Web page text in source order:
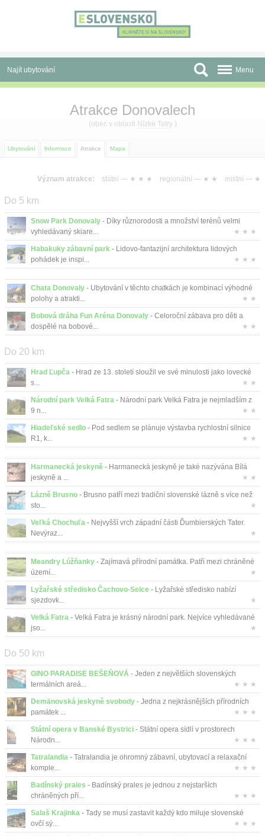
Najít ubytování
Autobusové zájezdy
Před cestou
Atrakce
O nás
Kontakt
Menu
Atrakce Donovalech
(obec v oblasti Nízké Tatry)
Ubytování Informace Atrakce Mapa
Význam atrakce: státní — ★ ★ ★ regionální — ★ ★ místní — ★
Do 5 km
Snow Park Donovaly - Díky různorodosti a množství terénů velmi
vyhledávaný skiare...
★ ★ ★
Habakuky zábavní park - Lidovo-fantazijní architektura lidových
pohádek je inspi...
★ ★ ★
Chata Donovaly - Ubytování v těchto chatkách je kombinací výhodné
polohy a atrakti...
★ ★
Bobová dráha Fun Aréna Donovaly - Celoroční zábava pro děti a
dospělé na bobové...
★ ★
Do 20 km
Hrad Ľupča - Hrad ze 13. století sloužil ve své minulosti jako lovecké
s...
★ ★
Národní park Velká Fatra - Národní park Velká Fatra je nejmladším z
9 n...
★ ★
Hiadeľské sedlo - Pod sedlem se plánuje výstavba rychlostní silnice
R1, k...
★ ★
Harmanecká jeskyně - Harmanecká jeskyně je také nazývána Bílá
jeskyně a ...
★ ★
Lázně Brusno - Brusno patří mezi tradiční slovenské lázně s více než
sto...
★
Veľká Chochuľa - Nejvyšší vrch západní části Ďumbierských Tater.
Nevýraz...
★
Meandry Lúžňanky - Zajímavá přírodní památka. Patří mezi chráněné
území...
★
Lyžařské středisko Čachovo-Selce - Lyžařské středisko nabízí
sjezdovk...
★
Velká Fatra - Velká Fatra je krásný národní park. Nejvíce vyhledávané
jso...
★
Do 50 km
GINO PARADISE BEŠEŇOVÁ - Jeden z největších slovenských
termálních areá...
★ ★ ★
Demänovská jeskyně svobody - Jedna z nejkrásnějších přírodních
památek ...
★ ★ ★
Státní opera v Banské Bystrici - Státní opera sídlí v prostorech
Národn...
★ ★ ★
Tatralandia - Tatralandia je ohromný zábavní, ubytovací a relaxační
komple...
★ ★ ★
Badínský prales - Badínský prales je jednou z nejstarších
chráněných pří...
★ ★ ★
Salaš Krajinka - Tady se musí zastavit každý kdo miluje slovenské
ovčí sý...
★ ★ ★